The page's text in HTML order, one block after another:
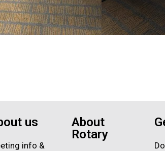
us
info &
About
Rotary